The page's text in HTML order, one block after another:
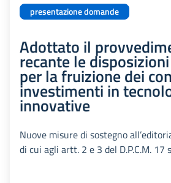
presentazione domande
Adottato il
recante le
per la fruizione dei
investimenti in
innovative
Nuove misure di sostegno
di cui agli artt. 2 e 3 del D.P.C.M.